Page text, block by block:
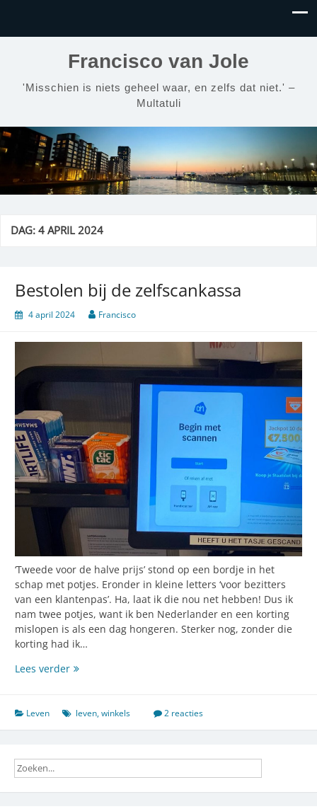
Francisco van Jole
'Misschien is niets geheel waar, en zelfs dat niet.' –
Multatuli
DAG:4 APRIL 2024
Bestolen bij de zelfscankassa
4 april 2024 Francisco
‘Tweede voor de halve prijs’ stond op een bordje in het
schap met potjes. Eronder in kleine letters ‘voor bezitters
van een klantenpas’. Ha, laat ik die nou net hebben! Dus ik
nam twee potjes, want ik ben Nederlander en een korting
mislopen is als een dag hongeren. Sterker nog, zonder die
korting had ik…
Lees verderBestolen
zelfscankassa
Leven leven,winkels 2 reacties